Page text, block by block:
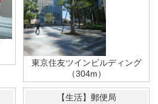
東京住友ツインビルディング
（304m）
【生活】郵便局